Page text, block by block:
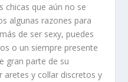
chicas que aún no se
algunas razones para
de ser sexy, puedes
o un siempre presente
gran parte de su
aretes y collar discretos y